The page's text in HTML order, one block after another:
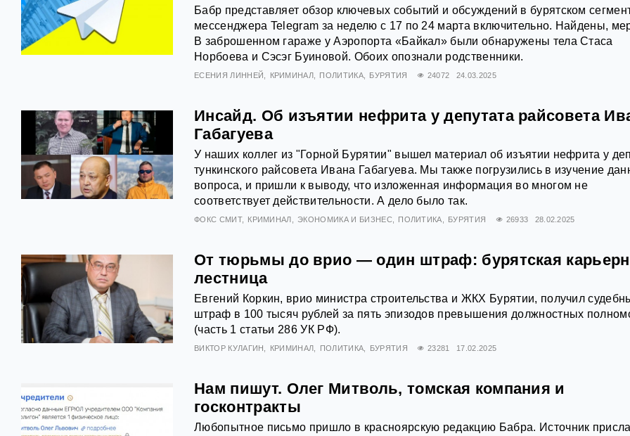
Бабр представляет обзор ключевых событий и обсуждений в бурятском
мессенджера Telegram за неделю с 17 по 24 марта включительно. Найдены,
В заброшенном гараже у Аэропорта «Байкал» были обнаружены тела Стаса
Норбоева и Сэсэг Буиновой. Обоих опознали родственники.
ЕСЕНИЯ ЛИННЕЙ КРИМИНАЛ ПОЛИТИКА БУРЯТИЯ 24072 24.03.2025
Инсайд. Об изъятии нефрита у депутата райсовета
Габагуева
У наших коллег из "Горной Бурятии" вышел материал об изъятии нефрита у
тункинского райсовета Ивана Габагуева. Мы также погрузились в изучение
вопроса, и пришли к выводу, что изложенная информация во многом не
соответствует действительности. А дело было так.
ФОКС СМИТ КРИМИНАЛ ЭКОНОМИКА И БИЗНЕС ПОЛИТИКА БУРЯТИЯ 26933 28.02.2025
От тюрьмы до врио — один штраф: бурятская
лестница
Евгений Коркин, врио министра строительства и ЖКХ Бурятии, получил
штраф в 100 тысяч рублей за пять эпизодов превышения должностных
(часть 1 статьи 286 УК РФ).
ВИКТОР КУЛАГИН КРИМИНАЛ ПОЛИТИКА БУРЯТИЯ 23281 17.02.2025
Нам пишут. Олег Митволь, томская компания и
госконтракты
Любопытное письмо пришло в красноярскую редакцию Бабра. Источник